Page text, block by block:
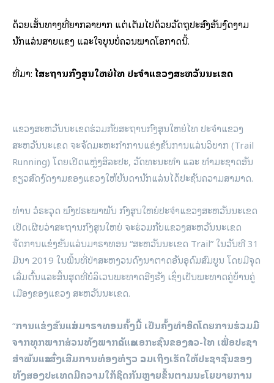
ດ້ວຍເສັ້ນທາງທີ່ຍາກລຳບາກ ແຕ່ເຕັມໄປດ້ວຍວັດຖຸປະສົງອັນງົດງາມ
ນັກແລ່ນສາຍແຂງ ແລະໃຈບຸນບໍ່ຄວນພາດໂອກາດນີ້.
ທີ່​ມາ: ໄສະຖານກົງສຸນໃຫຍ່ໄທ ປະຈຳແຂວງສະຫວັນນະເຂດ
ແຂວງສະຫວັນນະເຂດຮ່ວມກັບສະຖານກົງສຸນໃຫຍ່ໄທ ປະຈຳແຂວງ
ສະຫວັນນະເຂດ ຈະຈັດມະຫະກຳການແຂ່ງຂັນການແລ່ນວິບາກ (Trail
Running) ໂດຍເປີດແຫຼ່ງສິລະປະ, ວັດທະນະທຳ ແລະ ທຳມະຊາດອັນ
ຂຽວສົດງົດງາມຂອງແຂວງໃຫ້ບັນດານັກແລ່ນໄດ້ປະຊັນຄວາມສາມາດ.
ທ່ານ ວໍຣະວຸດ ພົງປຣະພາພັນ ກົງສຸນໃຫຍ່ປະຈຳແຂວງສະຫວັນນະເຂດ
ເປີດເຜີຍວ່າສະຖານກົງສຸນໃຫຍ່ ຈະຮ່ວມກັບແຂວງສະຫວັນນະເຂດ
ຈັດການແຂ່ງຂັນແລ່ນມາຣາທອນ “ສະຫວັນນະເຂດ Trail” ໃນວັນທີ 31
ມີນາ 2019 ໃນພື້ນທີ່ປ່າສະຫງວນດົງນາຕາດອັນອຸດົມສົມບູນ ໂດຍມີຈຸດ
ເລີ່ມຕົ້ນແລະສິ້ນສຸດທີ່ບໍລິເວນພະທາດອີງຮັງ ເຊິ່ງເປັນພະທາດຄູ່ບ້ານຄູ່
ເມືອງຂອງແຂວງ ສະ​ຫວັນ​ນະ​ເຂດ.
“ການແຂ່ງຂັນແລ່ນມາຣາທອນຄັ້ງນີ້ ເປັນຄັ້ງທຳອິດໂດຍການຮ່ວມມື
ຈາກທຸກພາກສ່ວນທັງພາກລັດແລະເອກະຊົນຂອງລາວ-ໄທ ເພື່ອປະຊາ
ສຳພັນແລະສົ່ງເສີມການທ່ອງທ່ຽວ ລວມເຖິງເຮັດໃຫ້ປະຊາຊົນຂອງ
ທັງສອງປະເທດມີຄວາມໃກ້ຊິດກັນຫຼາຍຂຶ້ນຕາມນະໂຍບາຍການ